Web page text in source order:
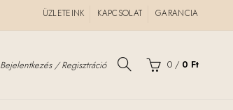
ÜZLETEINK KAPCSOLAT GARANCIA
Bejelentkezés / Regisztráció 0 / 0 Ft